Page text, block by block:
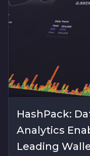
HashPack:
Analytics
Leading